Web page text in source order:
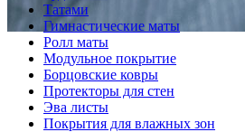
Татами
Гимнастические маты
Ролл маты
Модульное покрытие
Борцовские ковры
Протекторы для стен
Эва листы
Покрытия для влажных зон